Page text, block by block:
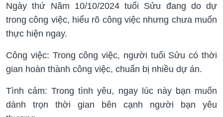
Ngày thứ Năm 10/10/2024 tuổi Sửu đang do dự
trong công việc, hiểu rõ công việc nhưng chưa muốn
thực hiện ngay.
Công việc: Trong công việc, người tuổi Sửu có thời
gian hoàn thành công việc, chuẩn bị nhiều dự án.
Tình cảm: Trong tình yêu, ngay lúc này bạn muốn
dành trọn thời gian bên cạnh người bạn yêu